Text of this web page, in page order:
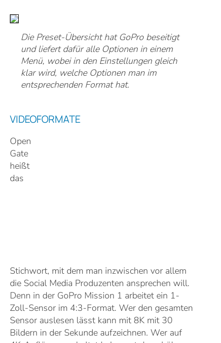
Die Preset-Übersicht hat GoPro beseitigt
und liefert dafür alle Optionen in einem
Menü, wobei in den Einstellungen gleich
klar wird, welche Optionen man im
entsprechenden Format hat.
VIDEOFORMATE
Open
Gate
heißt
das
Stichwort, mit dem man inzwischen vor allem
die Social Media Produzenten ansprechen will.
Denn in der GoPro Mission 1 arbeitet ein 1-
Zoll-Sensor im 4:3-Format. Wer den gesamten
Sensor auslesen lässt kann mit 8K mit 30
Bildern in der Sekunde aufzeichnen. Wer auf